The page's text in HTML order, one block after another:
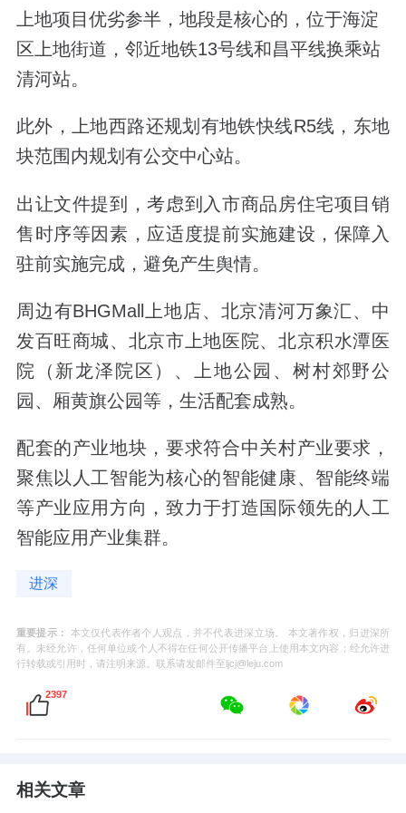
上地项目优劣参半，地段是核心的，位于海淀
区上地街道，邻近地铁13号线和昌平线换乘站
清河站。
此外，上地西路还规划有地铁快线R5线，东地
块范围内规划有公交中心站。
出让文件提到，考虑到入市商品房住宅项目销
售时序等因素，应适度提前实施建设，保障入
驻前实施完成，避免产生舆情。
周边有BHGMall上地店、北京清河万象汇、中
发百旺商城、北京市上地医院、北京积水潭医
院（新龙泽院区）、上地公园、树村郊野公
园、厢黄旗公园等，生活配套成熟。
配套的产业地块，要求符合中关村产业要求，
聚焦以人工智能为核心的智能健康、智能终端
等产业应用方向，致力于打造国际领先的人工
智能应用产业集群。
进深
重要提示：
本文仅代表作者个人观点，并不代表进深立场。 本文著作权，归进深所
有。未经允许，任何单位或个人不得在任何公开传播平台上使用本文内容；经允许进
行转载或引用时，请注明来源。联系请发邮件至ljcj@leju.com
2397
相关文章